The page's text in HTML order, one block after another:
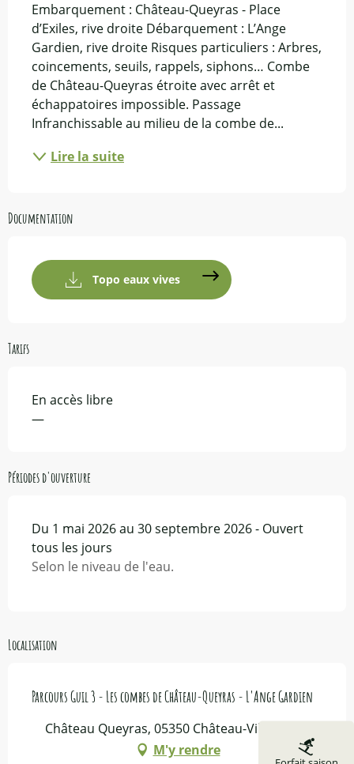
Embarquement : Château-Queyras - Place
d’Exiles, rive droite Débarquement : L’Ange
Gardien, rive droite Risques particuliers : Arbres,
coincements, seuils, rappels, siphons… Combe
de Château-Queyras étroite avec arrêt et
échappatoires impossible. Passage
Infranchissable au milieu de la combe de...
Lire la suite
Documentation
Topo eaux vives
Tarifs
En accès libre
—
Périodes d'ouverture
Du 1 mai 2026 au 30 septembre 2026 - Ouvert
tous les jours
Selon le niveau de l'eau.
Localisation
Parcours Guil 3 - Les combes de Château-Queyras - L'Ange Gardien
Château Queyras, 05350 Château-Ville-Vieille
M'y rendre